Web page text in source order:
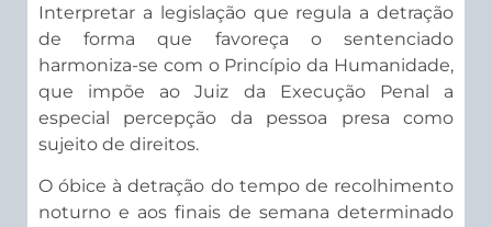
Interpretar a legislação que regula a detração
de forma que favoreça o sentenciado
harmoniza-se com o Princípio da Humanidade,
que impõe ao Juiz da Execução Penal a
especial percepção da pessoa presa como
sujeito de direitos.
O óbice à detração do tempo de recolhimento
noturno e aos finais de semana determinado